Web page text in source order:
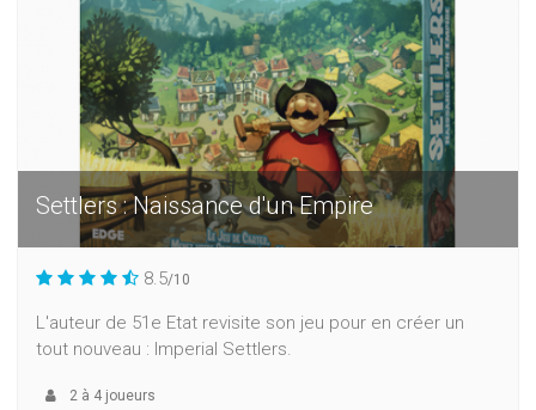
Settlers : Naissance d'un Empire
8.5/10
L'auteur de 51e Etat revisite son jeu pour en créer un
tout nouveau : Imperial Settlers.
2 à 4 joueurs